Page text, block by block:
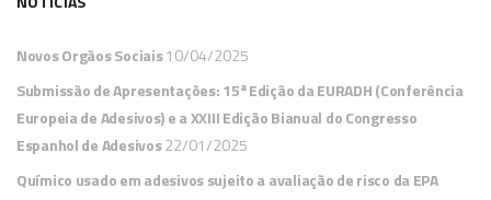
Novos Orgãos Sociais10/04/2025
Submissão de Apresentações: 15ª Edição da EURADH (Conferência
Europeia de Adesivos) e a XXIII Edição Bianual do Congresso
Espanhol de Adesivos22/01/2025
Químico usado em adesivos sujeito a avaliação de risco da EPA